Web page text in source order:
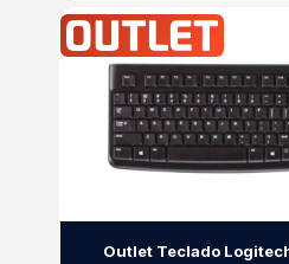
Outlet Teclado